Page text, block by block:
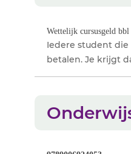
Wettelijk cursusgeld
Iedere student die
betalen. Je krijgt